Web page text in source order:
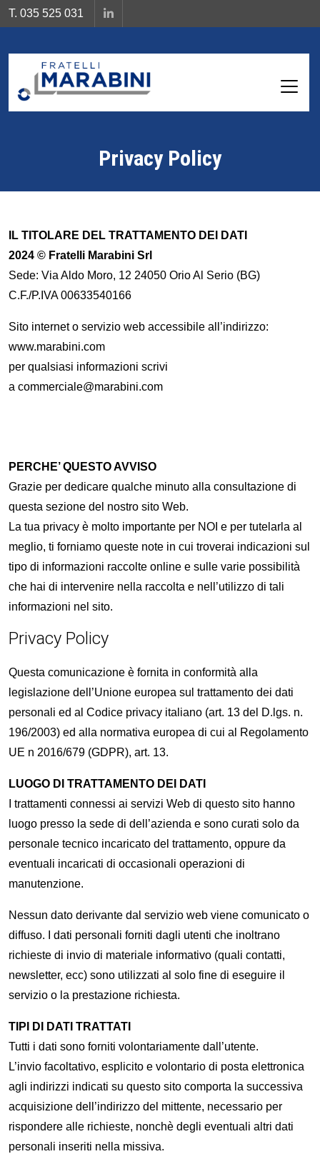
T. 035 525 031
Privacy Policy
IL TITOLARE DEL TRATTAMENTO DEI DATI
2024 © Fratelli Marabini Srl
Sede: Via Aldo Moro, 12 24050 Orio Al Serio (BG)
C.F./P.IVA 00633540166
Sito internet o servizio web accessibile all’indirizzo:
www.marabini.com
per qualsiasi informazioni scrivi
a commerciale@marabini.com
PERCHE’ QUESTO AVVISO
Grazie per dedicare qualche minuto alla consultazione di
questa sezione del nostro sito Web.
La tua privacy è molto importante per NOI e per tutelarla al
meglio, ti forniamo queste note in cui troverai indicazioni sul
tipo di informazioni raccolte online e sulle varie possibilità
che hai di intervenire nella raccolta e nell’utilizzo di tali
informazioni nel sito.
Privacy Policy
Questa comunicazione è fornita in conformità alla
legislazione dell’Unione europea sul trattamento dei dati
personali ed al Codice privacy italiano (art. 13 del D.lgs. n.
196/2003) ed alla normativa europea di cui al Regolamento
UE n 2016/679 (GDPR), art. 13.
LUOGO DI TRATTAMENTO DEI DATI
I trattamenti connessi ai servizi Web di questo sito hanno
luogo presso la sede di dell’azienda e sono curati solo da
personale tecnico incaricato del trattamento, oppure da
eventuali incaricati di occasionali operazioni di
manutenzione.
Nessun dato derivante dal servizio web viene comunicato o
diffuso. I dati personali forniti dagli utenti che inoltrano
richieste di invio di materiale informativo (quali contatti,
newsletter, ecc) sono utilizzati al solo fine di eseguire il
servizio o la prestazione richiesta.
TIPI DI DATI TRATTATI
Tutti i dati sono forniti volontariamente dall’utente.
L’invio facoltativo, esplicito e volontario di posta elettronica
agli indirizzi indicati su questo sito comporta la successiva
acquisizione dell’indirizzo del mittente, necessario per
rispondere alle richieste, nonchè degli eventuali altri dati
personali inseriti nella missiva.